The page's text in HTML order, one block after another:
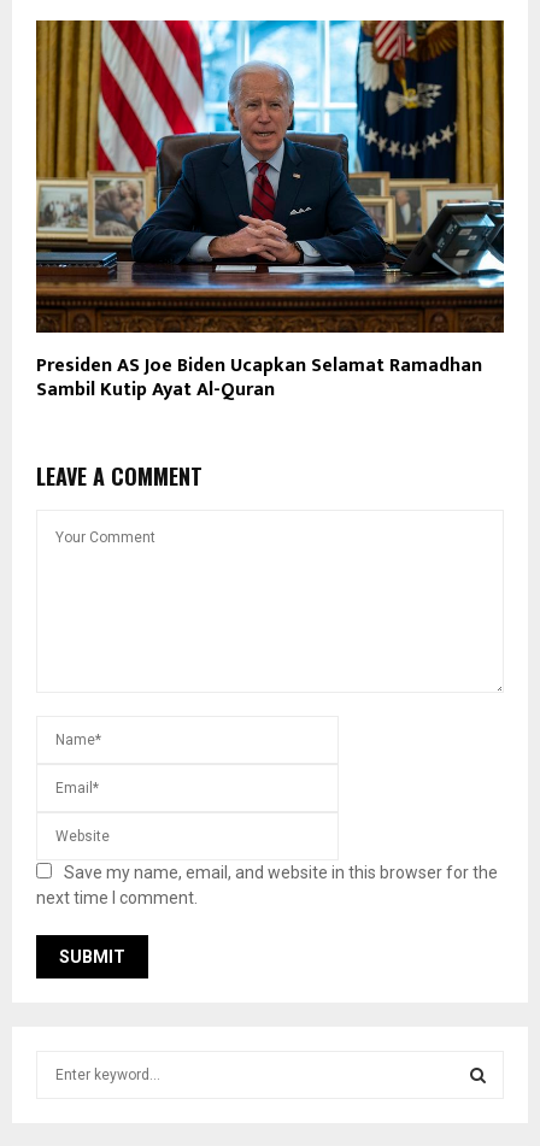
Presiden AS Joe Biden Ucapkan Selamat Ramadhan
Sambil Kutip Ayat Al-Quran
LEAVE A COMMENT
Save my name, email, and website in this browser for the
next time I comment.